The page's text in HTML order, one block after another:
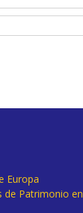
Europa
de Patrimonio en